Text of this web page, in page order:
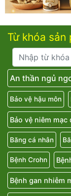
Từ khóa sản
An thần ngủ
Bảo vệ hậu môn
Bảo vệ niêm mạc
Băng cá nhân
Bệnh Crohn
Bệnh gan nhiễm